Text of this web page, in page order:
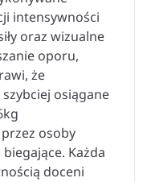
intensywności
oraz wizualne
oporu,
że
osiągane
osoby
Każda
doceni